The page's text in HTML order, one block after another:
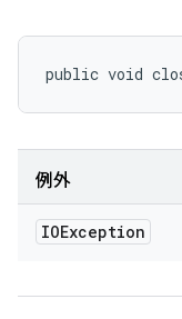
public void
例外
IOException